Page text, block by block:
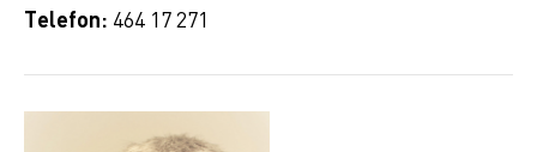
Telefon: 464 17 271